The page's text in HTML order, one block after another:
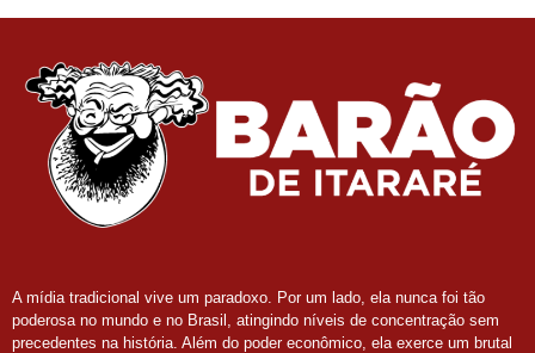
A mídia tradicional vive um paradoxo. Por um lado, ela nunca foi tão
poderosa no mundo e no Brasil, atingindo níveis de concentração sem
precedentes na história. Além do poder econômico, ela exerce um brutal